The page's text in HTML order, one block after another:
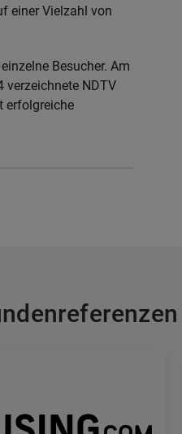
einer Vielzahl von
Besucher. Am
verzeichnete NDTV
erfolgreiche